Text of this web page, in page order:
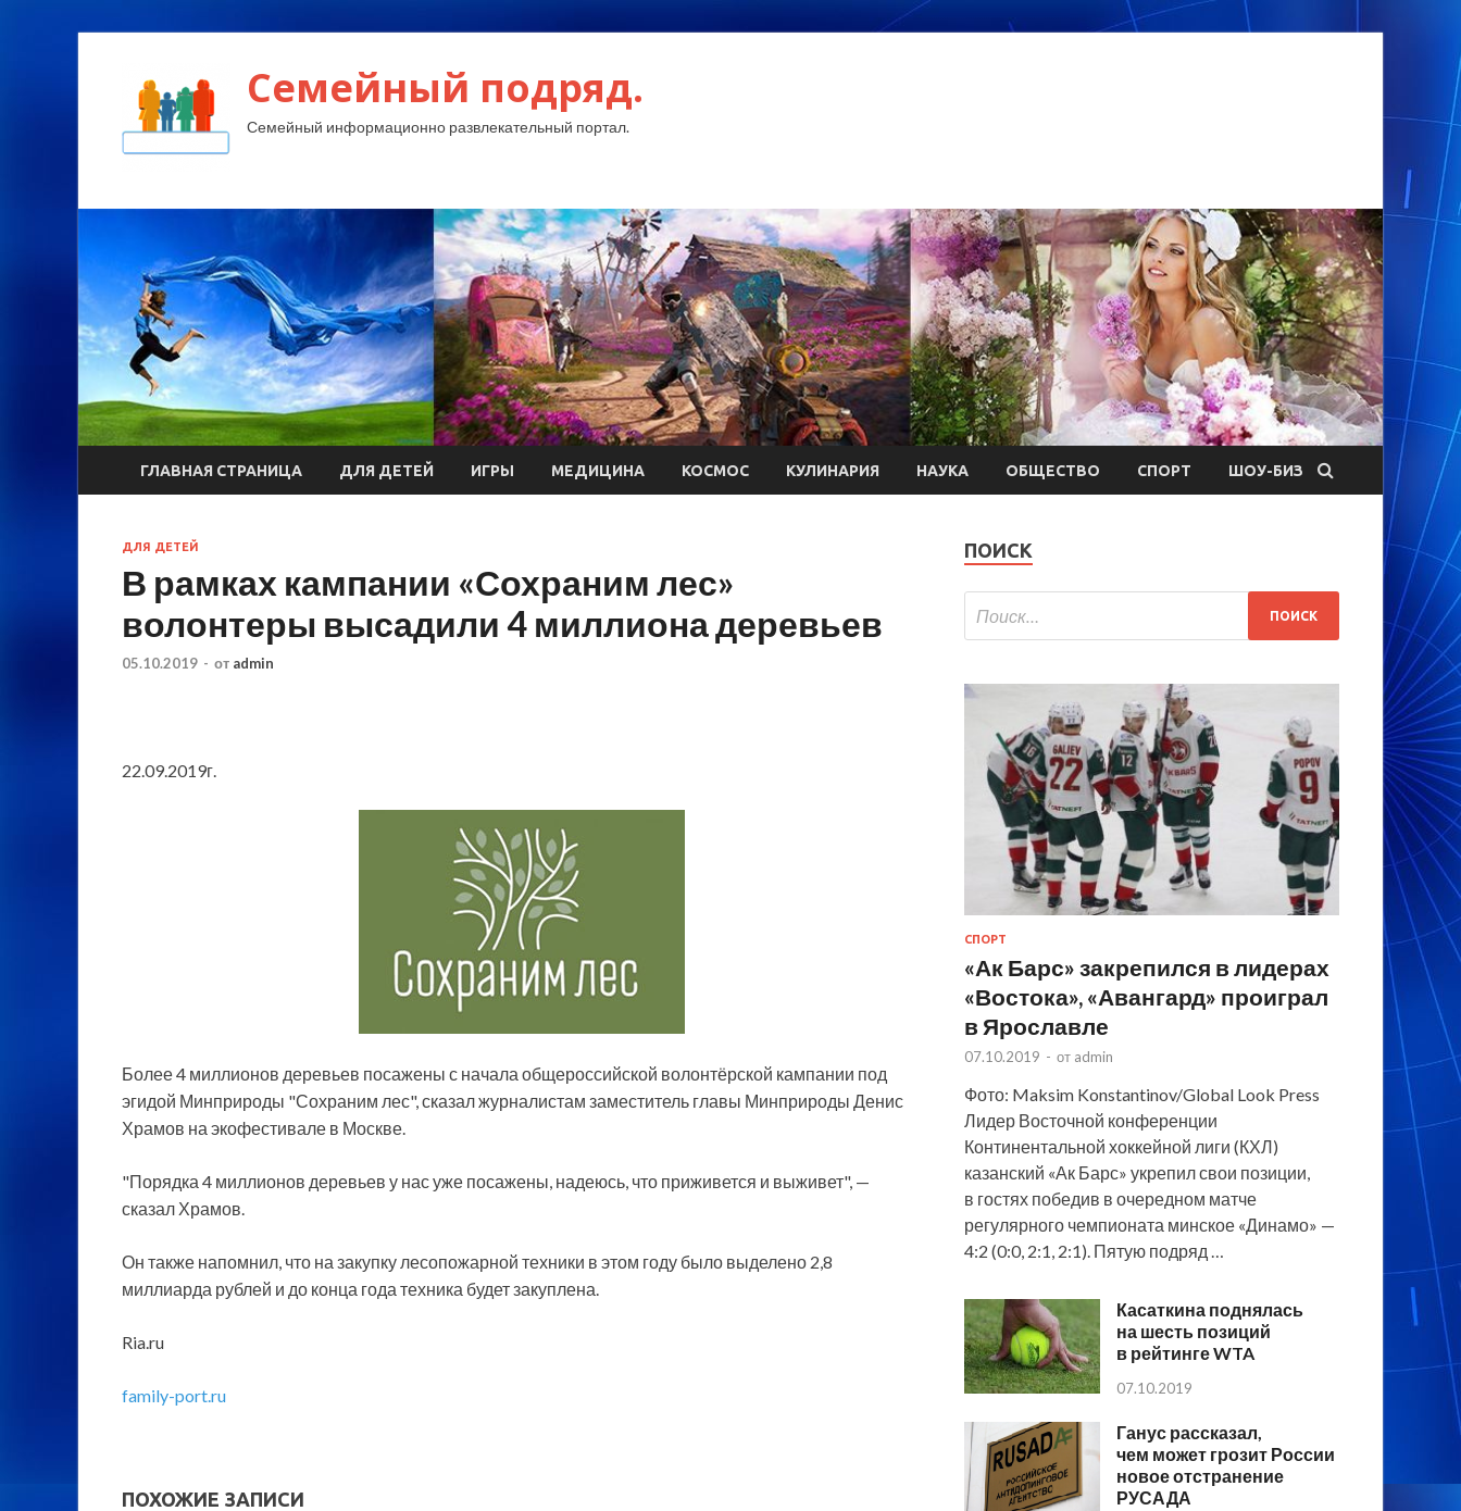
Семейный подряд.
Семейный информационно развлекательный портал.
ГЛАВНАЯ СТРАНИЦА ДЛЯ ДЕТЕЙ ИГРЫ МЕДИЦИНА КОСМОС КУЛИНАРИЯ НАУКА ОБЩЕСТВО СПОРТ ШОУ-БИЗ
ДЛЯ ДЕТЕЙ
В рамках кампании «Сохраним лес»
волонтеры высадили 4 миллиона деревьев
05.10.2019 - от admin
22.09.2019г.
Более 4 миллионов деревьев посажены с начала общероссийской волонтёрской кампании под
эгидой Минприроды "Сохраним лес", сказал журналистам заместитель главы Минприроды Денис
Храмов на экофестивале в Москве.
"Порядка 4 миллионов деревьев у нас уже посажены, надеюсь, что приживется и выживет", —
сказал Храмов.
Он также напомнил, что на закупку лесопожарной техники в этом году было выделено 2,8
миллиарда рублей и до конца года техника будет закуплена.
Ria.ru
family-port.ru
ПОХОЖИЕ ЗАПИСИ
ПОИСК
СПОРТ
«Ак Барс» закрепился в лидерах
«Востока», «Авангард» проиграл
в Ярославле
07.10.2019 - от admin
Фото: Maksim Konstantinov/Global Look Press
Лидер Восточной конференции
Континентальной хоккейной лиги (КХЛ)
казанский «Ак Барс» укрепил свои позиции,
в гостях победив в очередном матче
регулярного чемпионата минское «Динамо» —
4:2 (0:0, 2:1, 2:1). Пятую подряд …
Касаткина поднялась
на шесть позиций
в рейтинге WTA
07.10.2019
Ганус рассказал,
чем может грозит России
новое отстранение
РУСАДА